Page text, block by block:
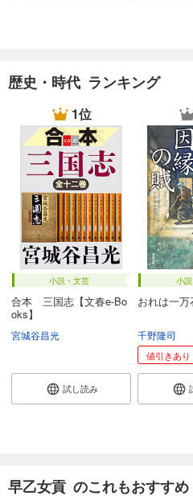
歴史・時代 ランキング
1位
小説・文芸
合本 三国志【文春e-Bo
oks】
宮城谷昌光
試し読み
小
おれは一万
千野隆司
値引きあり
早乙女貢 のこれもおすすめ